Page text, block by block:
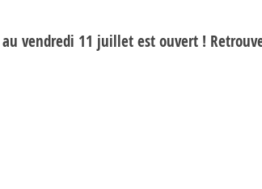
vendredi 11 juillet est ouvert !